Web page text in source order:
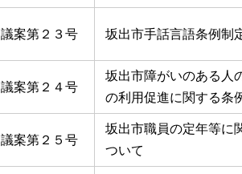
議案第２３号 坂出市手話言語条例制
議案第２４号
坂出市障がいのある人
の利用促進に関する条
議案第２５号
坂出市職員の定年等に
ついて